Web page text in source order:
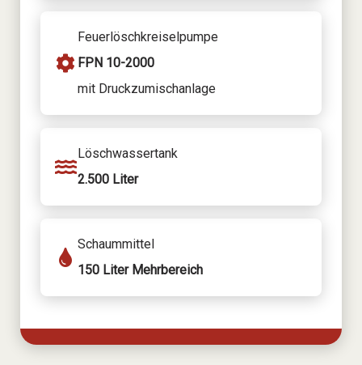
Feuerlöschkreiselpumpe
FPN 10-2000
mit Druckzumischanlage
Löschwassertank
2.500 Liter
Schaummittel
150 Liter Mehrbereich